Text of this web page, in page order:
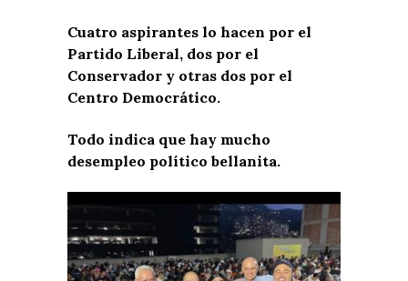
Cuatro aspirantes lo hacen por el
Partido Liberal, dos por el
Conservador y otras dos por el
Centro Democrático.
Todo indica que hay mucho
desempleo político bellanita.